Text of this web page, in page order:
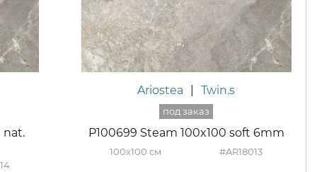
nat.
Ariostea Twin.s
P100699 Steam 100x100 soft 6mm
100x100 #AR18013